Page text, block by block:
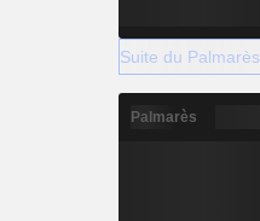
Suite du Palmarès
Palmarès